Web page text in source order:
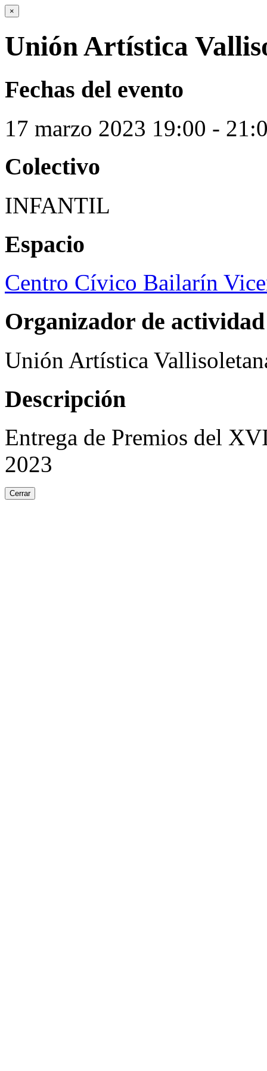
×
Unión Artística
Fechas del evento
17 marzo 2023 19:00 -
Colectivo
INFANTIL
Espacio
Centro Cívico Bailarín
Organizador de actividad
Unión Artística
Descripción
Entrega de Premios del
2023
Cerrar